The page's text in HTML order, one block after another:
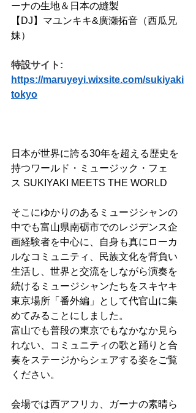
ーナの生地＆日本の縫製
【DJ】マユンキキ&廣瀬拓音（西瓜兄
妹）
特設サイト:
https://maruyeyi.wixsite.com/sukiyaki
tokyo
日本が世界に誇る30年を超える歴史を
持つワールド・ミュージック・フェ
ス SUKIYAKI MEETS THE WORLD
そこにゆかりのあるミュージシャンの
中でも富山県南砺市でのレジデンス企
画経験者を中心に、自身も真にローカ
ルなコミュニティ、民族文化を背負い
生活し、世界と交流をしながら演奏を
続けるミュージシャンたちをスキヤキ
東京場所「番外編」として代官山に集
めてみることにしました。
富山でも普段の東京でもなかなか見ら
れない、コミュニティの歌と踊りと合
奏をステージからシェアする姿をご覧
ください。
会場では西アフリカ、ガーナの素晴ら